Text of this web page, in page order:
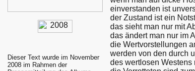
Dieser Text wurde im November
2008 im Rahmen der
einverstanden ist
der Zustand ist ein
das sieht man nur mit
das ändert man nur im
die Wertvorstellungen
werden von den durch
des wertlosen Westens